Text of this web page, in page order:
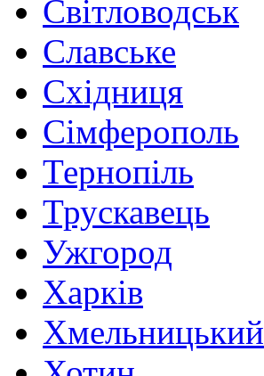
Світловодськ
Славське
Східниця
Сімферополь
Тернопіль
Трускавець
Ужгород
Харків
Хмельницький